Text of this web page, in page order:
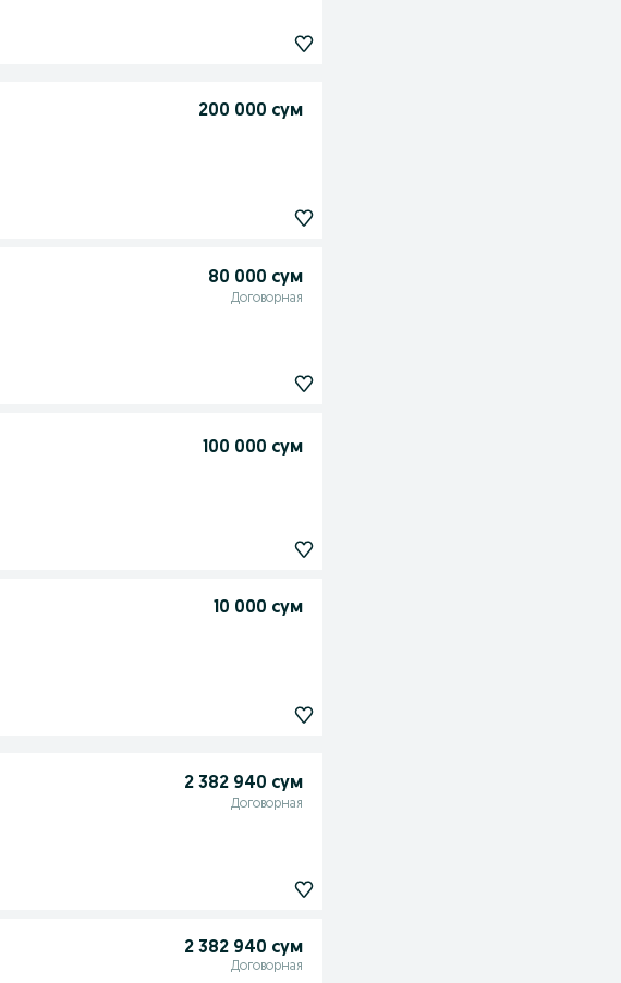
200 000 сум
80 000 сум
Договорная
100 000 сум
10 000 сум
2 382 940 сум
Договорная
2 382 940 сум
Договорная